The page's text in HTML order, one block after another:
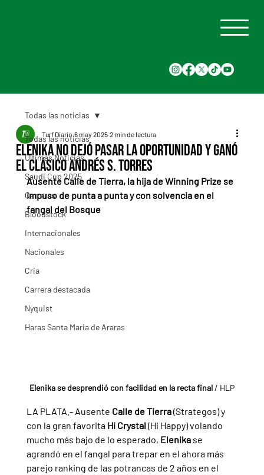
Todas las noticias
Últimas Noticias
Saudi Cup 2025
Carreras
Bloodstock
Internacionales
Nacionales
Cria
Carrera destacada
Nyquist
Haras Santa Maria de Araras
Todas las noticias
Elenika no dejó pasar la oportunidad y ganó
el Clásico Andrés S. Torres
Turf Diario 6 may 2025 2 min de lectura
Ausente Calle de Tierra, la hija de Winning Prize se
impuso de punta a punta y con solvencia en el
fangal del Bosque
Elenika se desprendió con facilidad en la recta final / HLP
LA PLATA.- Ausente Calle de Tierra (Strategos) y
con la gran favorita Hi Crystal (Hi Happy) volando
mucho más bajo de lo esperado, Elenika se
agrandó en el fangal para trepar en el ahora más
parejo ranking de las potrancas de 2 años en el